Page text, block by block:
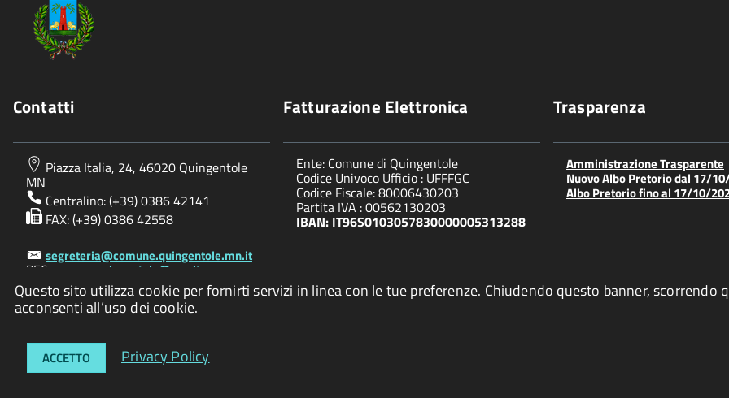
Contatti
Piazza Italia, 24, 46020 Quingentole
MN
Centralino: (+39) 0386 42141
FAX: (+39) 0386 42558
segreteria@comune.quingentole.mn.it
PEC: comunequingentole@pec.it
Fatturazione Elettronica
Ente: Comune di Quingentole
Codice Univoco Ufficio : UFFFGC
Codice Fiscale: 80006430203
Partita IVA : 00562130203
IBAN: IT96S0103057830000005313288
Trasparenza
Amministrazione Trasparente
Nuovo Albo Pretorio dal 17/
Albo Pretorio fino al 17/10/
Questo sito utilizza cookie per fornirti servizi in linea con le tue preferenze. Chiudendo questo banner, scorrendo
acconsenti all’uso dei cookie.
ACCETTO Privacy Policy